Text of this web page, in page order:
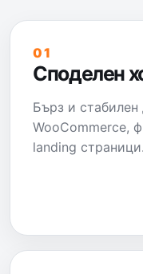
01
Споделен
Бърз и стабилен
WooCommerce,
landing страници.